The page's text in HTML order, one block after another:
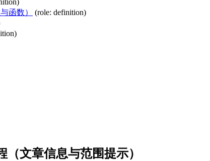
函数）
(role: definition)
文章信息与范围提示）